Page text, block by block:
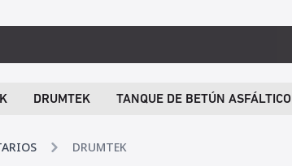
DRUMTEK TANQUE DE BETÚN ASFÁLTICO
DRUMTEK